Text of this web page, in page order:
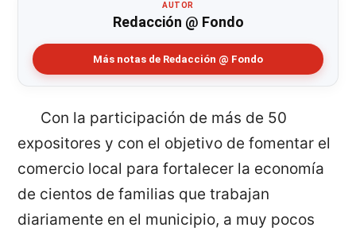
AUTOR
Redacción @ Fondo
Más notas de Redacción @ Fondo
Con la participación de más de 50
expositores y con el objetivo de fomentar el
comercio local para fortalecer la economía
de cientos de familias que trabajan
diariamente en el municipio, a muy pocos